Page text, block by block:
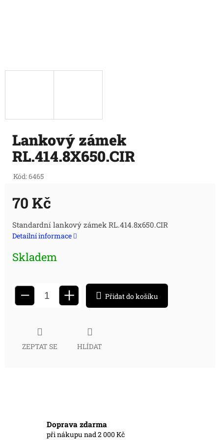
Lankový zámek
RL.414.8X650.CIR
Kód:6465
70 Kč
Měrná
cena:
Standardní lankový zámek RL.414.8x650.CIR
Detailní informace
Skladem
− + Přidat do košíku
ZEPTAT SE HLÍDAT
Doprava zdarma
při nákupu nad 2 000 Kč